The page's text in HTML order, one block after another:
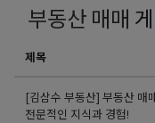
부동산 매매
제목
[김삼수 부동산] 부동산 매
전문적인 지식과 경험!